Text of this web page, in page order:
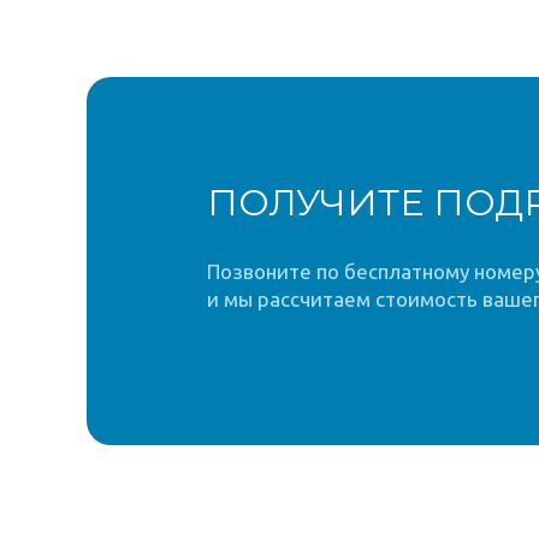
ПОЛУЧИТЕ
Позвоните по бесплатному
и мы рассчитаем стоимость